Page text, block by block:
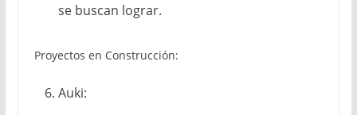
se buscan lograr.
Proyectos en Construcción:
Auki: